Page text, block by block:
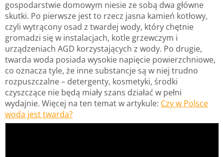
gospodarstwie domowym niesie ze sobą dwa główne
skutki. Po pierwsze jest to rzecz jasna kamień kotłowy,
czyli wytrącony osad z twardej wody, który chętnie
gromadzi się w instalacjach, kotle grzewczym i
urządzeniach AGD korzystających z wody. Po drugie,
twarda woda posiada wysokie napięcie powierzchniowe,
co oznacza tyle, że inne substancje są w niej trudno
rozpuszczalne – detergenty, kosmetyki, środki
czyszczące nie będą miały szans działać w pełni
wydajnie. Więcej na ten temat w artykule: Czy w Polsce
woda jest twarda?